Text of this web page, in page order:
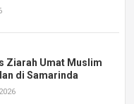
Ziarah Umat Muslim
di Samarinda